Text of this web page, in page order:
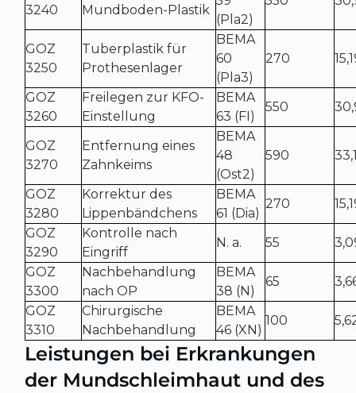
3240 Mundboden-Plastik
(Pla2)
GOZ
3250
Tuberplastik für
Prothesenlager
BEMA
60
(Pla3)
270
GOZ
3260
Freilegen zur KFO-
Einstellung
BEMA
63 (FI)
550
GOZ
3270
Entfernung eines
Zahnkeims
BEMA
48
(Ost2)
590
GOZ
3280
Korrektur des
Lippenbändchens
BEMA
61 (Dia)
270
GOZ
3290
Kontrolle nach
Eingriff
N. a. 55
GOZ
3300
Nachbehandlung
nach OP
BEMA
38 (N)
65
GOZ
3310
Chirurgische
Nachbehandlung
BEMA
46 (XN)
100
Leistungen bei Erkrankungen
der Mundschleimhaut und des